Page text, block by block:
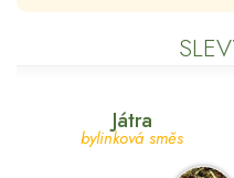
Játra
bylinková směs